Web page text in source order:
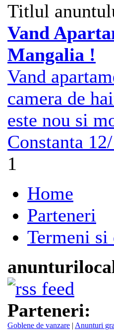
Titlul
Vand
Mangalia !
Vand
camera de
este nou si
Constanta
1
Home
Parteneri
Termeni
Parteneri:
Goblene de vanzare | Anunturi